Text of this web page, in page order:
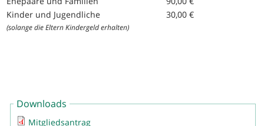
Kinder und Jugendliche
(solange die Eltern Kindergeld erhalten)
30,00 €
Downloads
Mitgliedsantrag